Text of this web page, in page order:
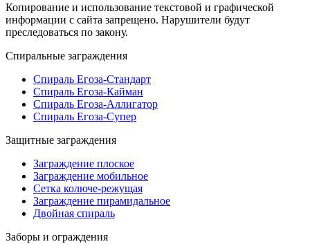
Копирование и использование текстовой и графической
информации с сайта запрещено. Нарушители будут
преследоваться по закону.
Спиральные заграждения
Спираль Егоза-Стандарт
Спираль Егоза-Кайман
Спираль Егоза-Аллигатор
Спираль Егоза-Супер
Защитные заграждения
Заграждение плоское
Заграждение мобильное
Сетка колюче-режущая
Заграждение пирамидальное
Двойная спираль
Заборы и ограждения